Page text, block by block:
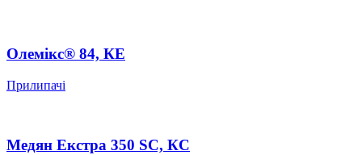
Олемікс® 84, КЕ
Прилипачі
Медян Екстра 350 SC, КС